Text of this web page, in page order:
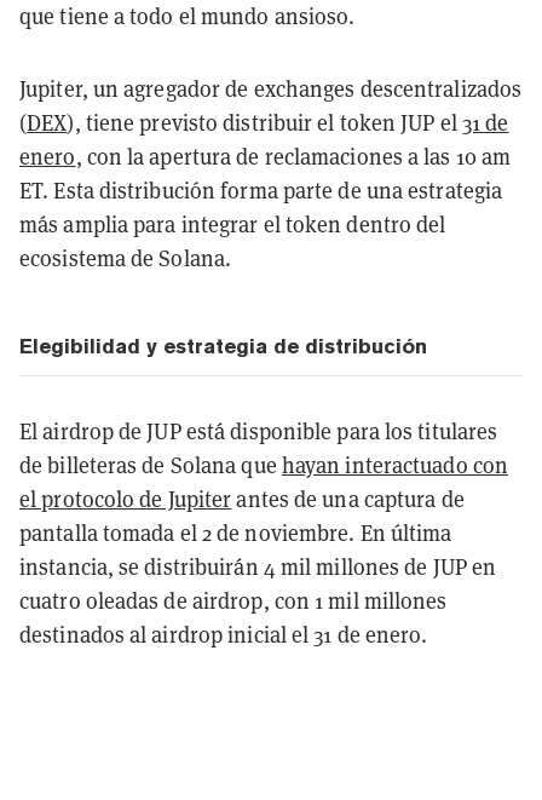
que tiene a todo el mundo ansioso.
Jupiter, un agregador de exchanges descentralizados
(DEX), tiene previsto distribuir el token JUP el31 de
enero, con la apertura de reclamaciones a las 10 am
ET. Esta distribución forma parte de una estrategia
más amplia para integrar el token dentro del
ecosistema de Solana.
Elegibilidad y estrategia de distribución
El airdrop de JUP está disponible para los titulares
de billeteras de Solana que hayan interactuado con
el protocolo de Jupiterantes de una captura de
pantalla tomada el 2 de noviembre. En última
instancia, se distribuirán 4 mil millones de JUP en
cuatro oleadas de airdrop, con 1 mil millones
destinados al airdrop inicial el 31 de enero.